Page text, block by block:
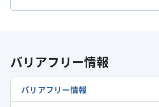
バリアフリー情報
バリアフリー情報